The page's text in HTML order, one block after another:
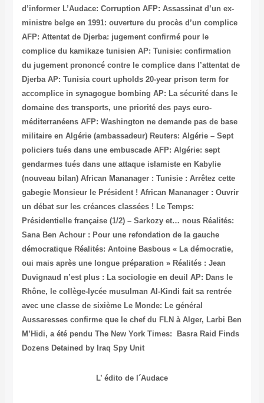
d’informer L’Audace: Corruption AFP: Assassinat d’un ex-
ministre belge en 1991: ouverture du procès d’un complice
AFP: Attentat de Djerba: jugement confirmé pour le
complice du kamikaze tunisien AP: Tunisie: confirmation
du jugement prononcé contre le complice dans l’attentat de
Djerba AP: Tunisia court upholds 20-year prison term for
accomplice in synagogue bombing AP: La sécurité dans le
domaine des transports, une priorité des pays euro-
méditerranéens AFP: Washington ne demande pas de base
militaire en Algérie (ambassadeur) Reuters: Algérie – Sept
policiers tués dans une embuscade AFP: Algérie: sept
gendarmes tués dans une attaque islamiste en Kabylie
(nouveau bilan)African Mananager : Tunisie : Arrêtez cette
gabegie Monsieur le Président ! African Mananager : Ouvrir
un débat sur les créances classées ! Le Temps:
Présidentielle française (1/2) – Sarkozy et… nous Réalités:
Sana Ben Achour : Pour une refondation de la gauche
démocratiqueRéalités: Antoine Basbous « La démocratie,
oui mais après une longue préparation » Réalités : Jean
Duvignaud n’est plus : La sociologie en deuil AP: Dans le
Rhône, le collège-lycée musulman Al-Kindi fait sa rentrée
avec une classe de sixième Le Monde: Le général
Aussaresses confirme que le chef du FLN à Alger, Larbi Ben
M’Hidi, a été pendu The New York Times: Basra Raid Finds
Dozens Detained by Iraq Spy Unit
L’ édito de l´Audace